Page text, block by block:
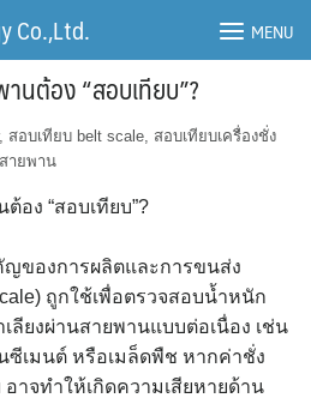
Co.,Ltd. MENU
นต้อง “สอบเทียบ”?
, สอบเทียบ belt scale, สอบเทียบเครื่องชั่ง
ายพาน
อง “สอบเทียบ”?
ของการผลิตและการขนส่ง
ถูกใช้เพื่อตรวจสอบน้ำหนัก
ยงผ่านสายพานแบบต่อเนื่อง เช่น
เมนต์ หรือเมล็ดพืช หากค่าชั่ง
อาจทำให้เกิดความเสียหายด้าน